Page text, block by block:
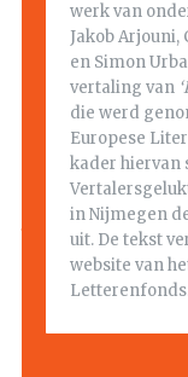
werk van
Jakob Arjouni,
en Simon
vertaling van
die werd
Europese
kader hiervan
in Nijmegen
uit. De tekst
website van